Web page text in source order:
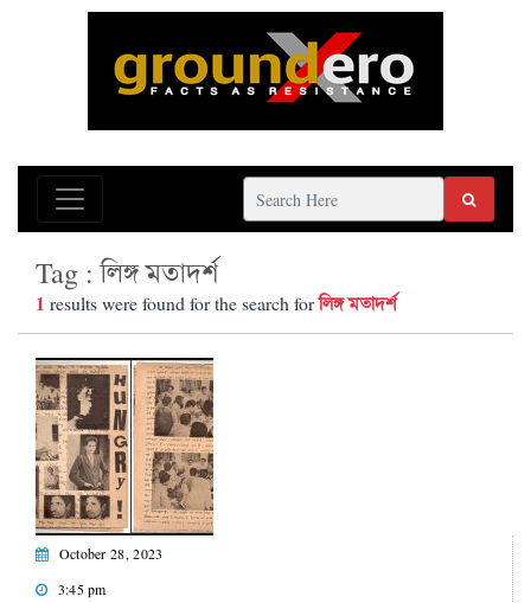
Tag : লিঙ্গ মতাদর্শ
1 results were found for the search forলিঙ্গ মতাদর্শ
October 28, 2023
3:45 pm